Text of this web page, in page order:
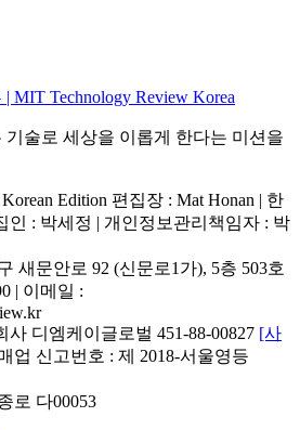
술로 세상을 이롭게 한다는 미션을
Edition 편집장 : Mat Honan | 한
인 : 박세정 | 개인정보관리책임자 : 박
새문안로 92 (신문로1가), 5층 503호
| 이메일 :
디엠케이글로벌 451-88-00827 [사
업 신고번호 : 제 2018-서울영등
로 다00053